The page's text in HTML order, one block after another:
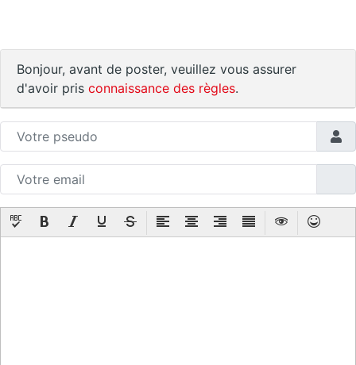
Bonjour, avant de poster, veuillez vous assurer
d'avoir pris connaissance des règles.